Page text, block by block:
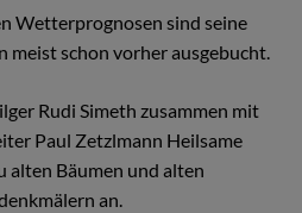
Wetterprognosen sind seine
meist schon vorher ausgebucht.
Rudi Simeth zusammen mit
Paul Zetzlmann Heilsame
alten Bäumen und alten
an.